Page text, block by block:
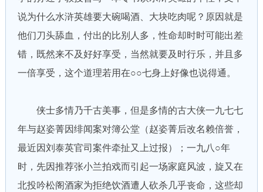
说为什么水浒英雄要大碗喝酒、大块吃肉呢？原因就是
他们刀头舔血，付出的比别人多，性命却时时可能出差
错，既然来不及好好享受，当然就要及时行乐，并且多
一倍享受，这个道理若用在○○七身上好像也说得通。
侠士多情乃千古美事，但是多情的古大侠一九七七
年与赵姿菁因绯闻案对簿公堂（赵姿菁后改名赖倍誉，
最近因刘泰英官司案件牵扯又上过报）；一九八○年
时，先因推荐张小兰拍戏而引起一场家庭风波，旋又在
北投吟松阁酒家为拒绝饮酒遭人砍杀几乎丧命，这些却